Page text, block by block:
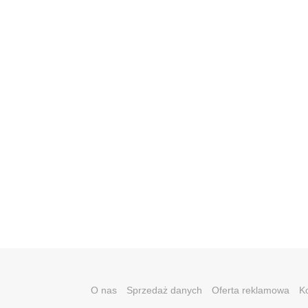
O nas Sprzedaż danych Oferta reklamowa